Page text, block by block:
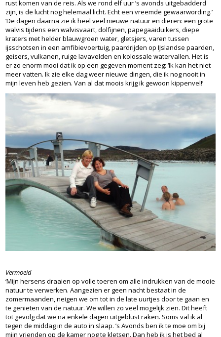
rust komen van de reis. Als we rond elf uur ’s avonds uitgebadderd
zijn, is de lucht nog helemaal licht. Echt een vreemde gewaarwording.’
‘De dagen daarna zie ik heel veel nieuwe natuur en dieren: een grote
walvis tijdens een walvisvaart, dolfijnen, papegaaiduikers, diepe
kraters met helder blauwgroen water, gletsjers, varen tussen
ijsschotsen in een amfibievoertuig, paardrijden op IJslandse paarden,
geisers, vulkanen, ruige lavavelden en kolossale watervallen. Het is
er zo enorm mooi dat ik op een gegeven moment zeg: ‘Ik kan het niet
meer vatten. Ik zie elke dag weer nieuwe dingen, die ik nog nooit in
mijn leven heb gezien. Van al dat moois krijg ik gewoon kippenvel!’
Vermoeid
‘Mijn hersens draaien op volle toeren om alle indrukken van de mooie
natuur te verwerken. Aangezien er geen nacht bestaat in de
zomermaanden, neigen we om tot in de late uurtjes door te gaan en
te genieten van de natuur. We willen zo veel mogelijk zien. Dit heeft
tot gevolg dat we na enkele dagen uitgeblust raken. Soms val ik al
tegen de middag in de auto in slaap. ’s Avonds ben ik te moe om bij
mijn vrienden op de kamer nog te kletsen. Dan heb ik is het bed al